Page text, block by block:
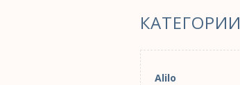
КАТЕГОРИИ
Alilo